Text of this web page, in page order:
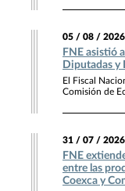
05 / 08 / 2026
FNE asistió
Diputadas y
El Fiscal
Comisión de
31 / 07 / 2026
FNE
entre las
Coexca y